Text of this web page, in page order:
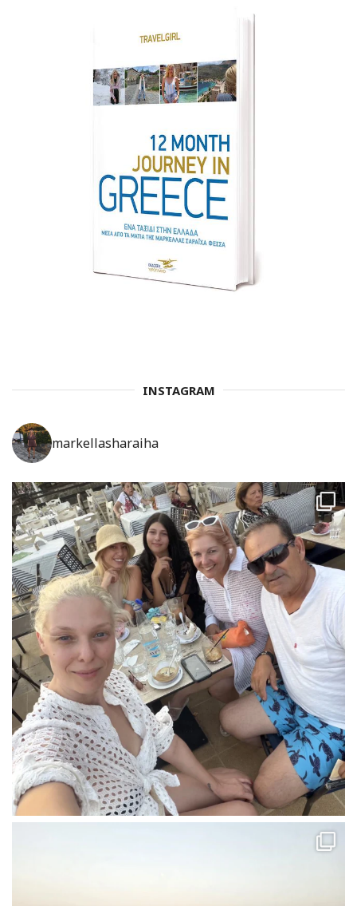
INSTAGRAM
markellasharaiha